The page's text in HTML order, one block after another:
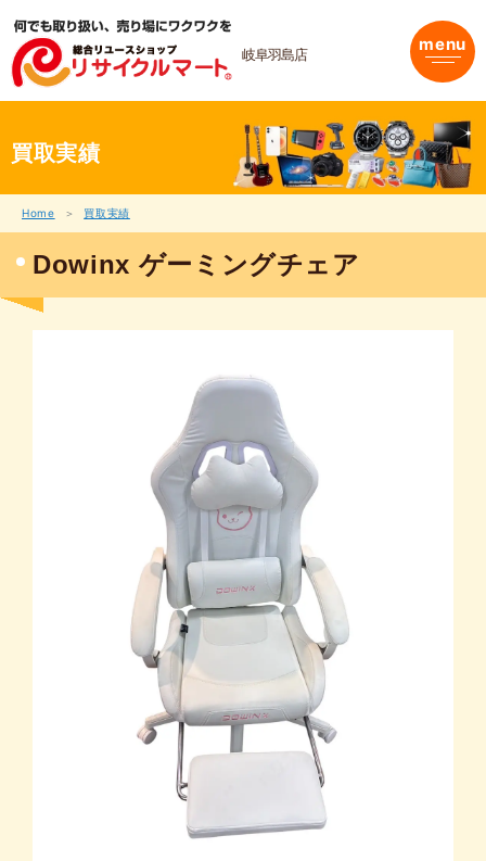
ス
岐阜羽島店 menu
買取実績
Home 買取実績
Dowinx ゲーミングチェア